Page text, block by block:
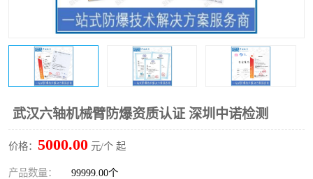
武汉六轴机械臂防爆资质认证 深圳中诺检测
价格： 5000.00 元/个 起
产品数量： 99999.00个
防爆电气检测机构 防爆合格证代理机构